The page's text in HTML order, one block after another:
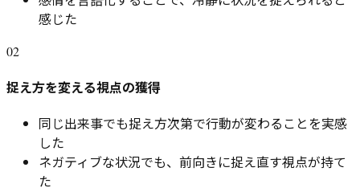
感じた
02
捉え方を変える視点の獲得
同じ出来事でも捉え方次第で行動が変わることを実感
した
ネガティブな状況でも、前向きに捉え直す視点が持て
た